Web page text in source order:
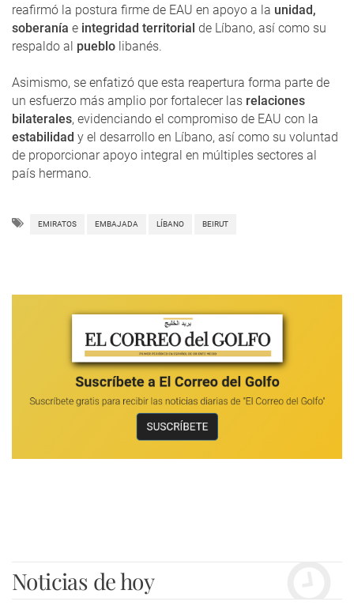
reafirmó la postura firme de EAU en apoyo a la unidad,
soberanía e integridad territorial de Líbano, así como su
respaldo al pueblo libanés.
Asimismo, se enfatizó que esta reapertura forma parte de
un esfuerzo más amplio por fortalecer las relaciones
bilaterales, evidenciando el compromiso de EAU con la
estabilidad y el desarrollo en Líbano, así como su voluntad
de proporcionar apoyo integral en múltiples sectores al
país hermano.
EMIRATOS EMBAJADA LÍBANO BEIRUT
Noticias de hoy